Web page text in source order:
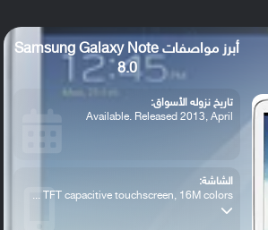
أبرز مواصفات Samsung Galaxy Note
8.0
تاريخ نزوله الأسواق:
Available. Released 2013, April
الشاشة:
TFT capacitive touchscreen, 16M colors ...